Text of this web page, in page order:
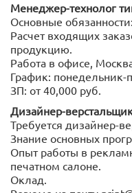
КОНТАКТЫ
Схема проезда
Режим работы: пн-пт
print@artoprint.ru
Менеджер-технолог
Основные обязанности:
Расчет входящих
продукцию.
Работа в офисе,
График: понедельник-
ЗП: от 40,000 руб.
Дизайнер-
Требуется дизайнер-
Знание основных
Опыт работы в
печатном салоне.
Оклад.